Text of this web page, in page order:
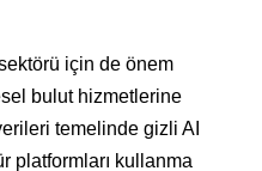
için de önem
bulut hizmetlerine
temelinde gizli AI
platformları kullanma